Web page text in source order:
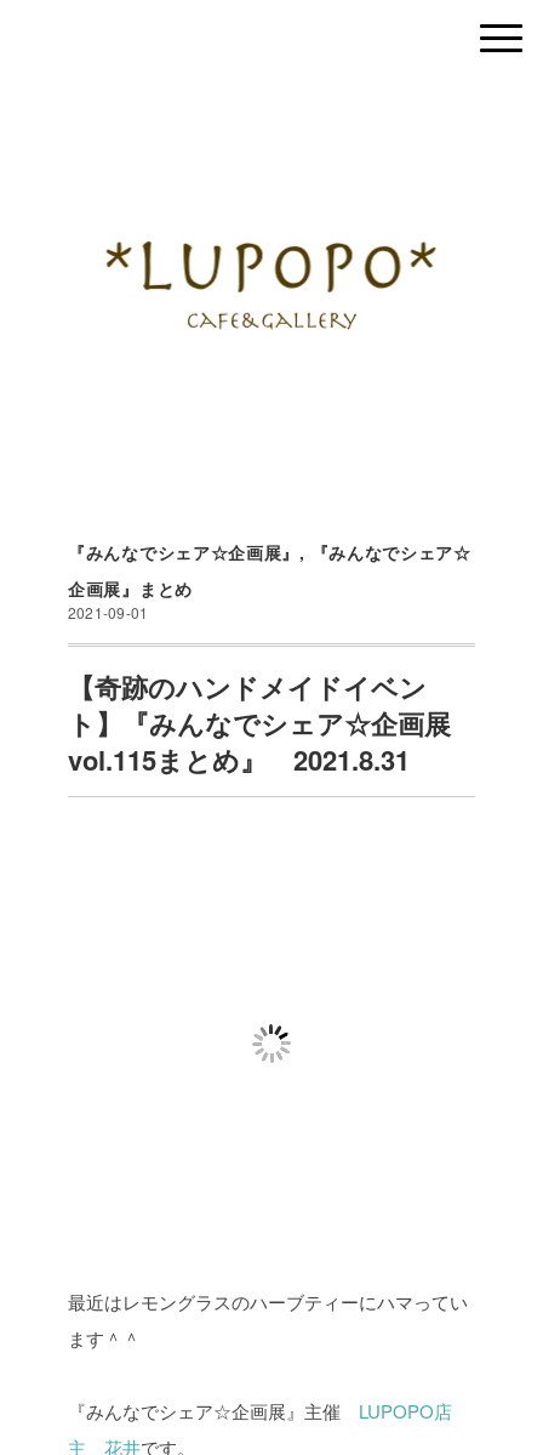
『みんなでシェア☆企画展』 ,
『みんなでシェア☆
企画展』まとめ
2021-09-01
【奇跡のハンドメイドイベン
ト】『みんなでシェア☆企画展
vol.115まとめ』 2021.8.31
最近はレモングラスのハーブティーにハマってい
ます＾＾
『みんなでシェア☆企画展』主催 LUPOPO店
主 花井です。